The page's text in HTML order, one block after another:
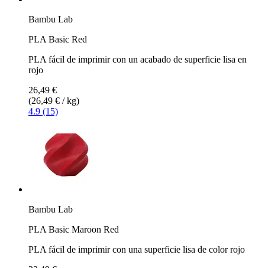
Bambu Lab
PLA Basic Red
PLA fácil de imprimir con un acabado de superficie lisa en
rojo
26,49 €
(26,49 € / kg)
4.9 (15)
Bambu Lab
PLA Basic Maroon Red
PLA fácil de imprimir con una superficie lisa de color rojo